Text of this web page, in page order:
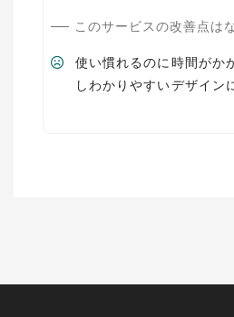
このサービスの改善点は
使い慣れるのに時間がか
しわかりやすいデザイン